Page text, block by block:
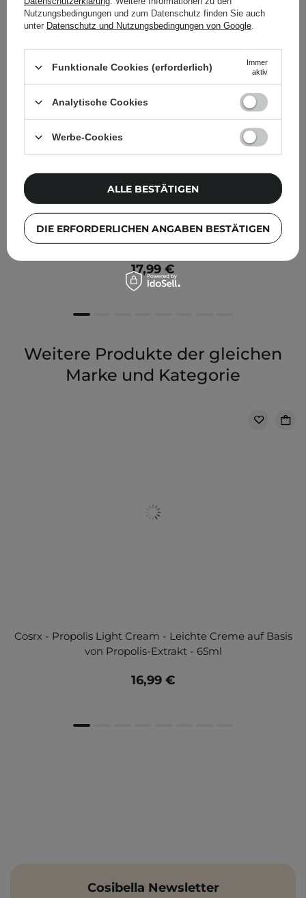
Timeless - Skin Care - Vitamin B5 Serum - Serum mit
Vitamin B5 - 30ml
17,99 €
Weitere Produkte der gleichen
Marke und Kategorie
Cosrx - Propolis Light Cream - Leichte Creme auf Basis
von Propolis-Extrakt - 65ml
16,99 €
Cosibella Newsletter
Nutzungsbedingungen und zum Datenschutz finden Sie auch
unter Datenschutz und Nutzungsbedingungen von Google
Funktionale Cookies (erforderlich)
Immer
aktiv
Analytische Cookies
Werbe-Cookies
DIE ERFORDERLICHEN ANGABEN BESTÄTIGEN
ALLE BESTÄTIGEN